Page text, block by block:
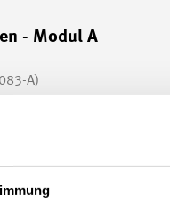
- Modul A
A)
und
B1)